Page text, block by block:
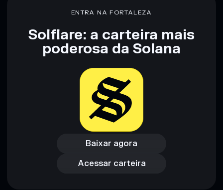
ENTRA NA FORTALEZA
Solflare: a carteira mais
poderosa da Solana
Baixar agora
Baixar agora
Acessar carteira
Acessar carteira